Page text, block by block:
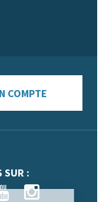
COMPTE
SUR :